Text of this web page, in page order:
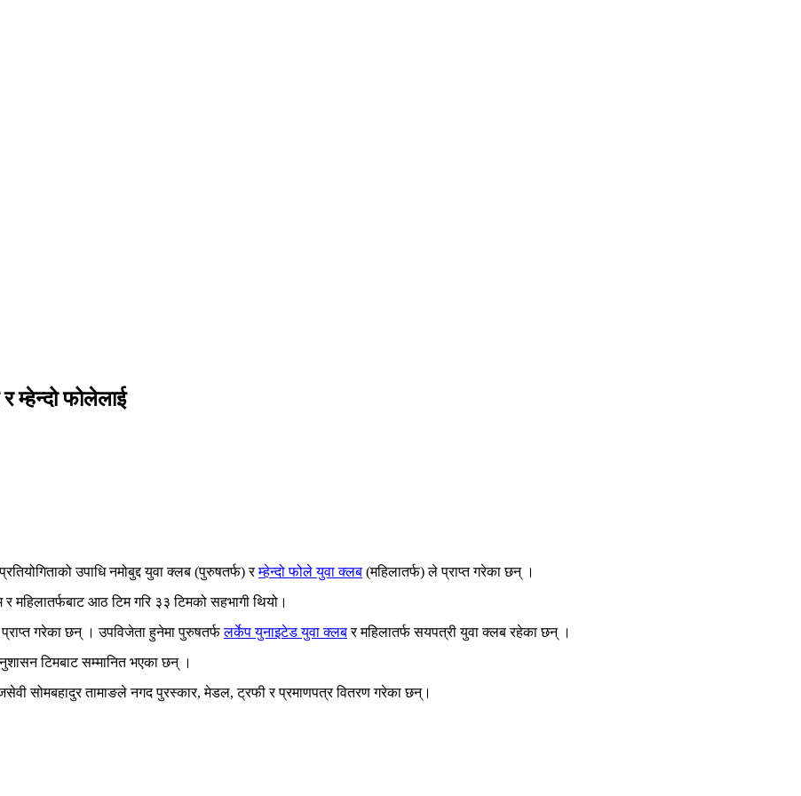
म्हेन्दो फोलेलाई
उपाधि नमोबुद्द युवा क्लब (पुरुषतर्फ) रम्हेन्दो फोले युवा क्लब (महिलातर्फ) ले प्राप्त गरेका छन् ।
र महिलातर्फबाट आठ टिम गरि ३३ टिमको सहभागी थियो।
गरेका छन् । उपविजेता हुनेमा पुरुषतर्फलर्केप युनाइटेड युवा क्लबर महिलातर्फ सयपत्री युवा क्लब रहेका छन् ।
टिमबाट सम्मानित भएका छन् ।
सोमबहादुर तामाङले नगद पुरस्कार, मेडल, ट्रफी र प्रमाणपत्र वितरण गरेका छन्।